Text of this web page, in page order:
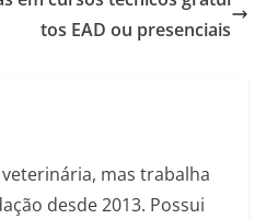
tos EAD ou presenciais
mas trabalha
desde 2013. Possui